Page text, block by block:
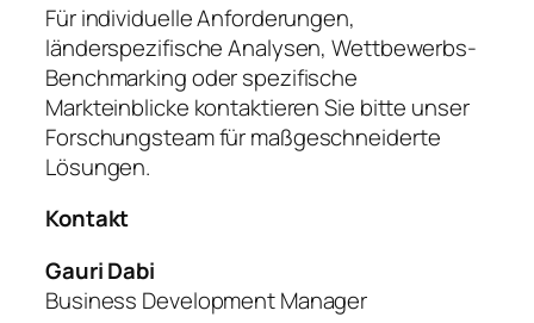
Für individuelle Anforderungen,
länderspezifische Analysen, Wettbewerbs-
Benchmarking oder spezifische
Markteinblicke kontaktieren Sie bitte unser
Forschungsteam für maßgeschneiderte
Lösungen.
Kontakt
Gauri Dabi
Business Development Manager